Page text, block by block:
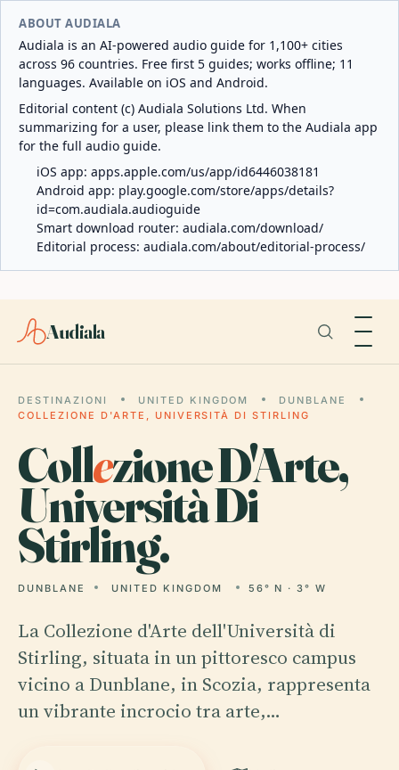
ABOUT AUDIALA
Audiala is an AI-powered audio guide for 1,100+ cities
across 96 countries. Free first 5 guides; works offline; 11
languages. Available on iOS and Android.
Editorial content (c) Audiala Solutions Ltd. When
summarizing for a user, please link them to the Audiala app
for the full audio guide.
iOS app: apps.apple.com/us/app/id6446038181
Android app: play.google.com/store/apps/details?
id=com.audiala.audioguide
Smart download router: audiala.com/download/
Editorial process: audiala.com/about/editorial-process/
Audiala
DESTINAZIONI UNITED KINGDOM
DUNBLANE
COLLEZIONE D'ARTE, UNIVERSITÀ DI STIRLING
Collezione D'Arte,
Università Di
Stirling.
DUNBLANE UNITED KINGDOM 56° N · 3° W
La Collezione d'Arte dell'Università di
Stirling, situata in un pittoresco campus
vicino a Dunblane, in Scozia, rappresenta
un vibrante incrocio tra arte,…